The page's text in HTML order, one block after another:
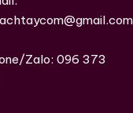
Zalo: 096 373